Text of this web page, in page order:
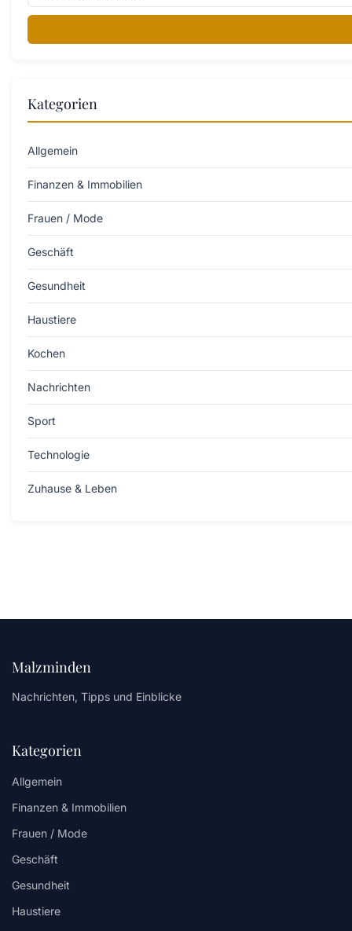
Kategorien
Allgemein
Finanzen & Immobilien
Frauen / Mode
Geschäft
Gesundheit
Haustiere
Kochen
Nachrichten
Sport
Technologie
Zuhause & Leben
Malzminden
Nachrichten, Tipps und Einblicke
Kategorien
Allgemein
Finanzen & Immobilien
Frauen / Mode
Geschäft
Gesundheit
Haustiere